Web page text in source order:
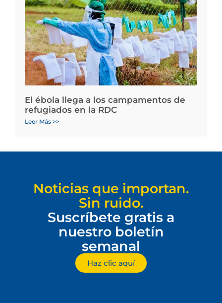
El ébola llega a los campamentos de
refugiados en la RDC
Leer Más >>
Noticias que importan.
Sin ruido.
Suscríbete gratis a
nuestro boletín
semanal
Haz clic aquí